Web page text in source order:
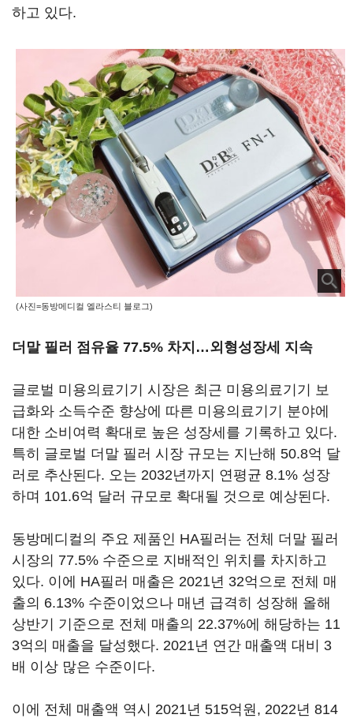
하고 있다.
(사진=동방메디컬 엘라스티 블로그)
더말 필러 점유율 77.5% 차지…외형성장세 지속
글로벌 미용의료기기 시장은 최근 미용의료기기 보
급화와 소득수준 향상에 따른 미용의료기기 분야에
대한 소비여력 확대로 높은 성장세를 기록하고 있다.
특히 글로벌 더말 필러 시장 규모는 지난해 50.8억 달
러로 추산된다. 오는 2032년까지 연평균 8.1% 성장
하며 101.6억 달러 규모로 확대될 것으로 예상된다.
동방메디컬의 주요 제품인 HA필러는 전체 더말 필러
시장의 77.5% 수준으로 지배적인 위치를 차지하고
있다. 이에 HA필러 매출은 2021년 32억으로 전체 매
출의 6.13% 수준이었으나 매년 급격히 성장해 올해
상반기 기준으로 전체 매출의 22.37%에 해당하는 11
3억의 매출을 달성했다. 2021년 연간 매출액 대비 3
배 이상 많은 수준이다.
이에 전체 매출액 역시 2021년 515억원, 2022년 814